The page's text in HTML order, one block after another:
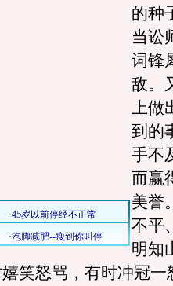
的种
当讼
词锋
敌。
上做
到的
手不
而赢
美誉
不平
明知
笑怒骂，有时冲冠一